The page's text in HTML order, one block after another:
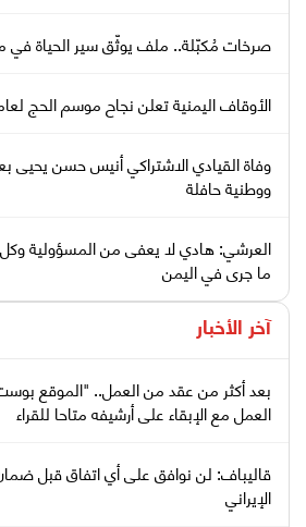
صرخات مُكبّلة.. ملف يوثّق سير الحياة في
الأوقاف اليمنية تعلن نجاح موسم الحج لعام
وفاة القيادي الاشتراكي أنيس حسن يحيى
ووطنية حافلة
العرشي: هادي لا يعفى من المسؤولية
ما جرى في اليمن
آخر الأخبار
بعد أكثر من عقد من العمل.. "الموقع
العمل مع الإبقاء على أرشيفه متاحا للقراء
قاليباف: لن نوافق على أي اتفاق قبل
الإيراني